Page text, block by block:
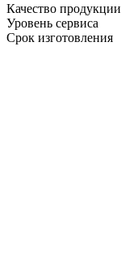
Качество продукции
Уровень сервиса
Срок изготовления